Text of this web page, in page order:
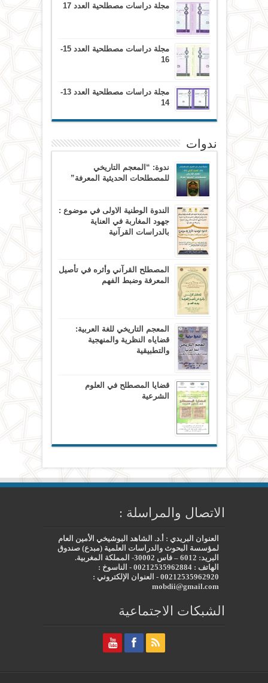
مجلة دراسات مصطلحية العدد 17
مجلة دراسات مصطلحية العدد 15-
16
مجلة دراسات مصطلحية العدد 13-
14
ندوات
ندوة: “المعجم التاريخي
للمصطلحات الحديثية المعرفة”
الندوة الوطنية الاولى في موضوع :
جهود المغاربة في العناية
بالدراسات القرآنية
المصطلح القرآني وأثره في تأصيل
المعرفة وضبط الفهم
المعجم التاريخي للغة العربية:
قضاياه النظرية والمنهجية
والتطبيقية
قضايا المصطلح في العلوم
الشرعية
الاتصال والمراسلة :
العنوان البريدي : أ.د. الشاهد البوشيخي الأمين العام
لمؤسسة البحوث والدراسات العلمية (مبدع) صندوق
البريد: 6012 – فاس 30002- المملكة المغربية.
الهاتف : 00212535962884 - الناسوخ :
00212535962920 - العنوان الإلكتروني :
mobdii@gmail.com
الشبكات الاجتماعية